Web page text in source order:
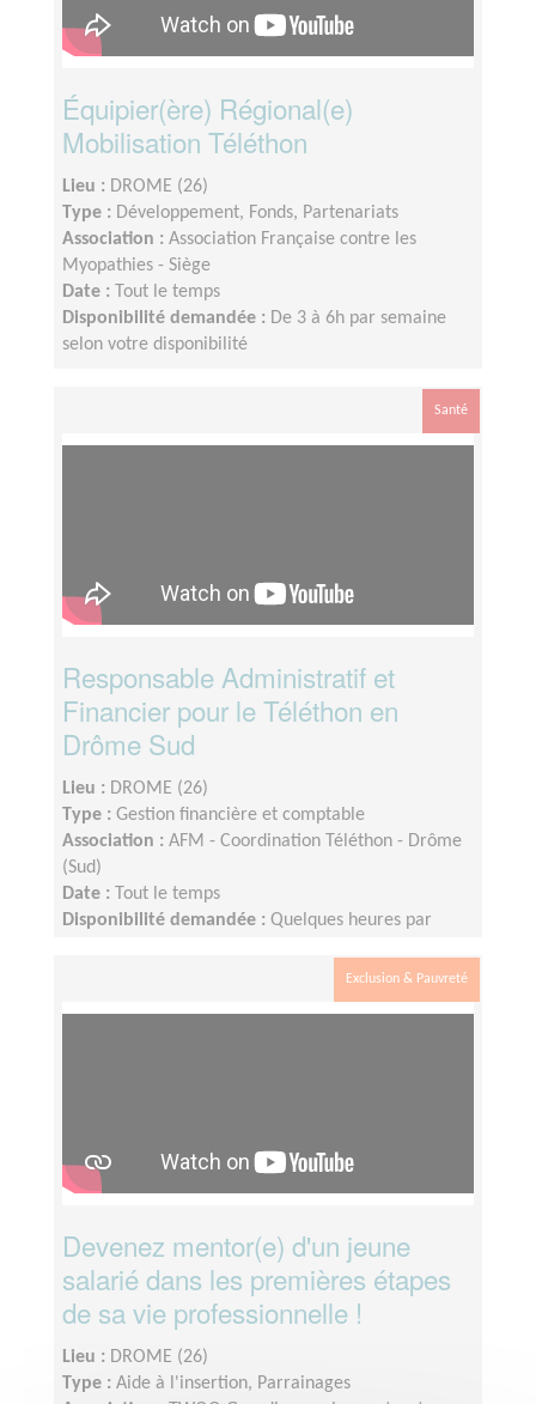
Équipier(ère) Régional(e)
Mobilisation Téléthon
Lieu : DROME (26)
Type : Développement, Fonds, Partenariats
Association : Association Française contre les
Myopathies - Siège
Date :
Tout le temps
Disponibilité demandée : De 3 à 6h par semaine
selon votre disponibilité
Santé
Responsable Administratif et
Financier pour le Téléthon en
Drôme Sud
Lieu : DROME (26)
Type : Gestion financière et comptable
Association : AFM - Coordination Téléthon - Drôme
(Sud)
Date :
Tout le temps
Disponibilité demandée : Quelques heures par
Exclusion & Pauvreté
Devenez mentor(e) d'un jeune
salarié dans les premières étapes
de sa vie professionnelle !
Lieu : DROME (26)
Type : Aide à l'insertion, Parrainages